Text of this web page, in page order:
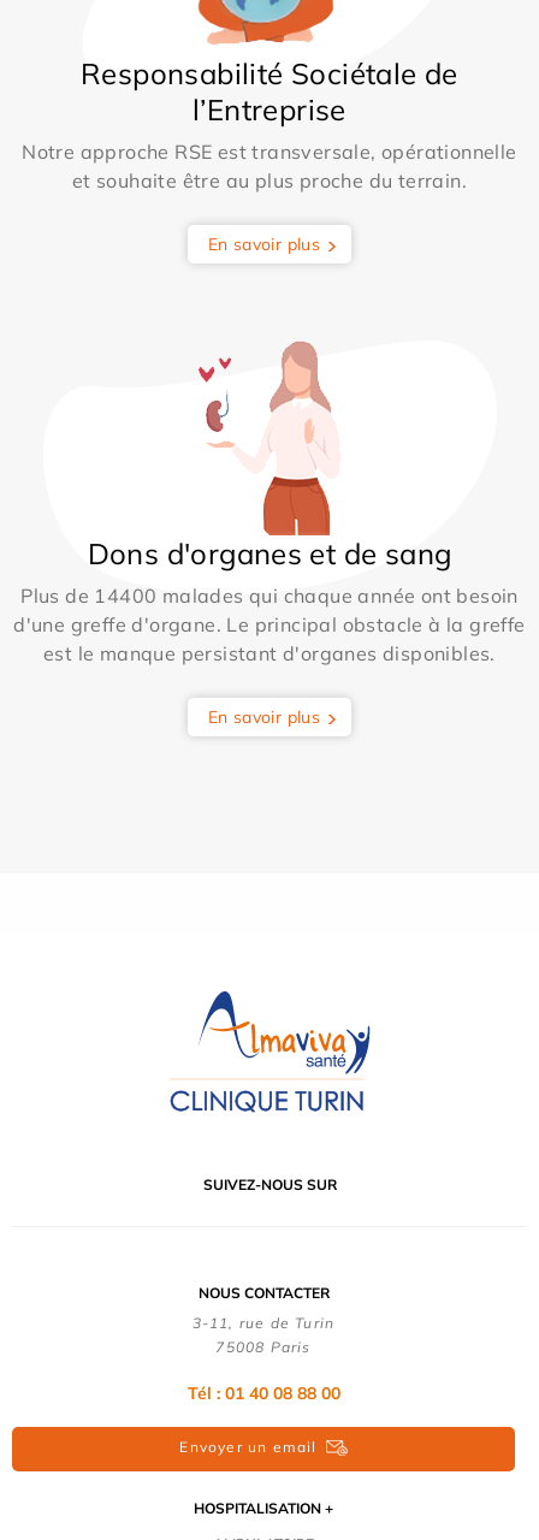
Responsabilité Sociétale de
l’Entreprise
Notre approche RSE est transversale, opérationnelle
et souhaite être au plus proche du terrain.
En savoir plus
Dons d'organes et de sang
Plus de 14400 malades qui chaque année ont besoin
d'une greffe d'organe. Le principal obstacle à la greffe
est le manque persistant d'organes disponibles.
En savoir plus
SUIVEZ-NOUS SUR
NOUS CONTACTER
3-11, rue de Turin
75008 Paris
Tél : 01 40 08 88 00
Envoyer un email
HOSPITALISATION